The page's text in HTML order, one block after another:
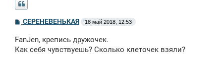
С
о
б
щ
СЕРЕНЕВЕНЬКАЯ 18 май 2018, 12:53
FanJen, крепись дружочек.
Как себя чувствуешь? Сколько клеточек взяли?